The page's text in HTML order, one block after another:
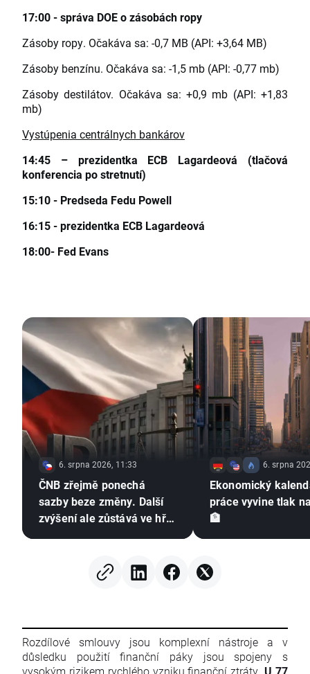
17:00 - správa DOE o zásobách ropy
Zásoby ropy. Očakáva sa: -0,7 MB (API: +3,64 MB)
Zásoby benzínu. Očakáva sa: -1,5 mb (API: -0,77 mb)
Zásoby destilátov. Očakáva sa: +0,9 mb (API: +1,83
mb)
Vystúpenia centrálnych bankárov
14:45 – prezidentka ECB Lagardeová (tlačová
konferencia po stretnutí)
15:10 - Predseda Fedu Powell
16:15 - prezidentka ECB Lagardeová
18:00- Fed Evans
6. srpna 2026, 11:33
ČNB zřejmě ponechá
sazby beze změny. Další
zvýšení ale zůstává ve hře
6. srpna
Ekonomický
práce vyvine tlak
🏦
Rozdílové smlouvy jsou komplexní nástroje a v
důsledku použití finanční páky jsou spojeny s
vysokým rizikem rychlého vzniku finanční ztráty. U 77